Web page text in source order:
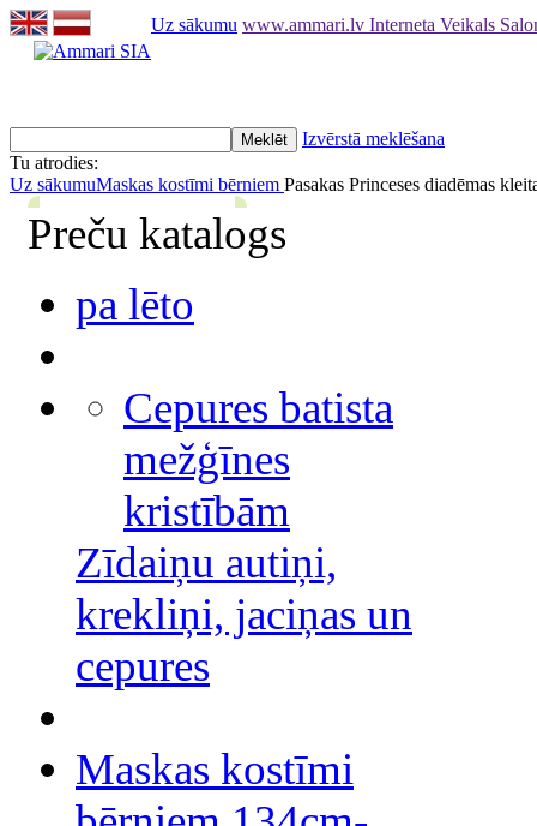
Uz sākumu www.ammari.lv Interneta Veikals
Izvērstā meklēšana
Tu atrodies:
Uz sākumuMaskas kostīmi bērniem Pasakas Princeses diadēmas
Preču katalogs
pa lēto
Cepures batista
mežģīnes
kristībām
Zīdaiņu autiņi,
krekliņi, jaciņas un
cepures
Maskas kostīmi